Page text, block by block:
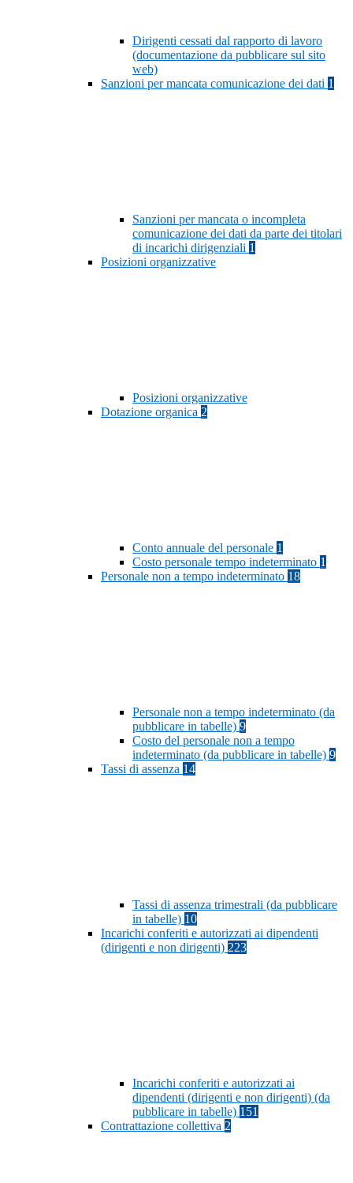
Dirigenti cessati dal rapporto di lavoro
(documentazione da pubblicare sul sito
web)
Sanzioni per mancata comunicazione dei dati 1
Sanzioni per mancata o incompleta
comunicazione dei dati da parte dei titolari
di incarichi dirigenziali 1
Posizioni organizzative
Posizioni organizzative
Dotazione organica 2
Conto annuale del personale 1
Costo personale tempo indeterminato 1
Personale non a tempo indeterminato 18
Personale non a tempo indeterminato (da
pubblicare in tabelle) 9
Costo del personale non a tempo
indeterminato (da pubblicare in tabelle) 9
Tassi di assenza 14
Tassi di assenza trimestrali (da pubblicare
in tabelle) 10
Incarichi conferiti e autorizzati ai dipendenti
(dirigenti e non dirigenti) 223
Incarichi conferiti e autorizzati ai
dipendenti (dirigenti e non dirigenti) (da
pubblicare in tabelle) 151
Contrattazione collettiva 2